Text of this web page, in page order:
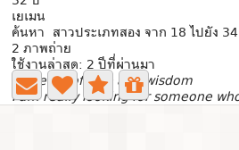
เยเมน
ค้นหา สาวประเภทสอง จาก 18 ไปยัง 34
2 ภาพถ่าย
ใช้งานล่าสุด: 2 ปีที่ผ่านมา
A seeker of love and wisdom